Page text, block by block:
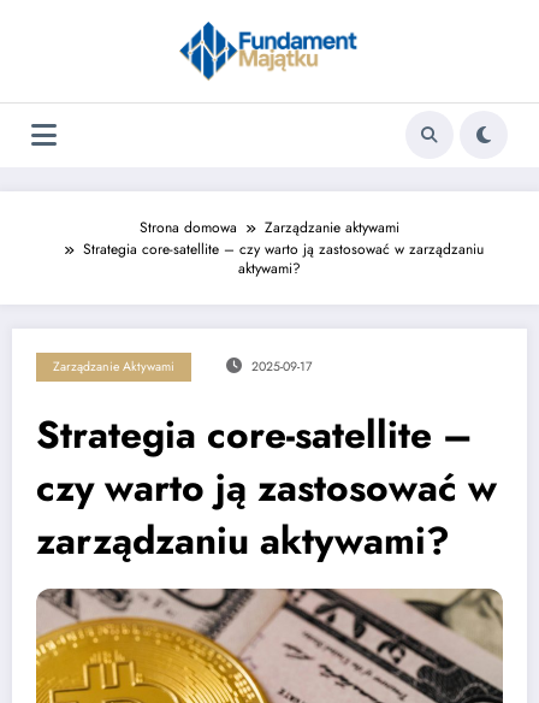
Strona domowa
Zarządzanie aktywami
Strategia core-satellite – czy warto ją zastosować w zarządzaniu
aktywami?
Zarządzanie Aktywami 2025-09-17
Strategia core-satellite –
czy warto ją zastosować w
zarządzaniu aktywami?